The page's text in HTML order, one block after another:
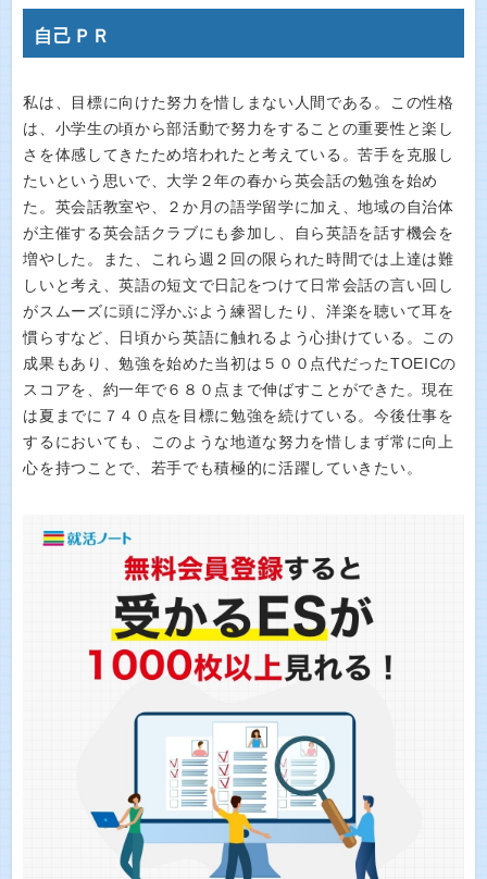
自己ＰＲ
私は、目標に向けた努力を惜しまない人間である。この性格
は、小学生の頃から部活動で努力をすることの重要性と楽し
さを体感してきたため培われたと考えている。苦手を克服し
たいという思いで、大学２年の春から英会話の勉強を始め
た。英会話教室や、２か月の語学留学に加え、地域の自治体
が主催する英会話クラブにも参加し、自ら英語を話す機会を
増やした。また、これら週２回の限られた時間では上達は難
しいと考え、英語の短文で日記をつけて日常会話の言い回し
がスムーズに頭に浮かぶよう練習したり、洋楽を聴いて耳を
慣らすなど、日頃から英語に触れるよう心掛けている。この
成果もあり、勉強を始めた当初は５００点代だったTOEICの
スコアを、約一年で６８０点まで伸ばすことができた。現在
は夏までに７４０点を目標に勉強を続けている。今後仕事を
するにおいても、このような地道な努力を惜しまず常に向上
心を持つことで、若手でも積極的に活躍していきたい。